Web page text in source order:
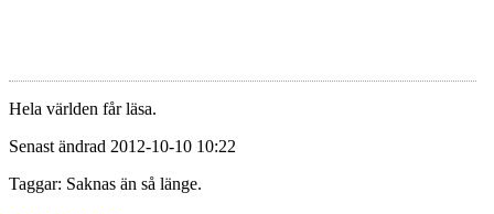
Hela världen får läsa.
Senast ändrad 2012-10-10 10:22
Taggar: Saknas än så länge.